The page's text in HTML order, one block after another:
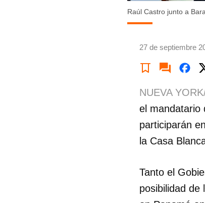
Raúl Castro junto a
27 de septiembre
NUEVA
el mandatario
participarán
la Casa
Tanto el
posibilidad de